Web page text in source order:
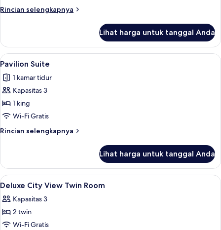
Rincian selengkapnya
Rincian
Pavilion
Deluxe
Lihat harga untuk tanggal Anda
Lihat
semua
foto
untuk
Pavilion
Suite
Pavilion Suite | Brankas, meja kerja,
5
Pavilion Suite
1 kamar tidur
Kapasitas 3
1 king
Wi-Fi Gratis
Rincian selengkapnya
Rincian
Pavilion
Suite
Lihat harga untuk tanggal Anda
Lihat
semua
foto
untuk
Deluxe
Brankas, meja kerja, tirai kedap
11
Deluxe City View Twin Room
Kapasitas 3
2 twin
Wi-Fi Gratis